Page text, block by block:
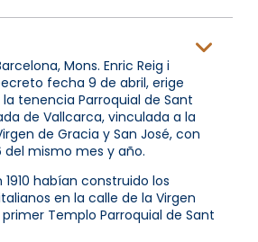
​​Mons. Enric Reig i
fecha 9 de abril, erige
tenencia Parroquial de Sant
de Vallcarca, vinculada a la
de Gracia y San José, con
del mismo mes y año.
habían construido los
en la calle de la Virgen
Templo Parroquial de Sant